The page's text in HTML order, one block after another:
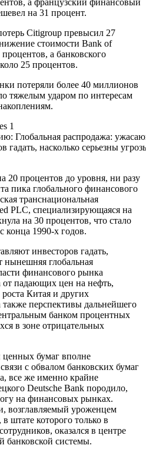
на 31 процент.
Citigroup превысил 27
стоимости Bank of
а банковского
25 процентов.
потеряли более 40 миллионов
тяжелым ударом по интересам
Глобальная распродажа:
гадать, насколько серьезны
20 процентов до уровня, ни разу
пика глобального финансового
транснациональная
PLC, специализирующаяся на
на 30 процентов, что стало
конца 1990-х годов.
инвесторов гадать,
нынешняя глобальная
финансового рынка
от падающих цен на нефть,
Китая и других
перспективы дальнейшего
банком процентных
в зоне отрицательных
ценных бумаг вполне
с обвалом банковских бумаг
все же именно крайне
Deutsche Bank породило,
на финансовых рынках.
возглавляемый уроженцем
которого только в
оказался в центре
банковской системы.